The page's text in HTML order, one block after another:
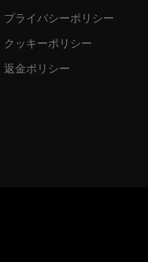
プライバシーポリシー
クッキーポリシー
返金ポリシー